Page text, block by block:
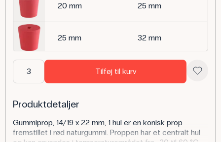
20 mm 25 mm
25 mm 32 mm
35 mm
47 mm 55 mm
Tilføj til kurv
Produktdetaljer
Gummiprop, 14/19 x 22 mm, 1 hul er en konisk prop
fremstillet i rød naturgummi. Proppen har et centralt hul